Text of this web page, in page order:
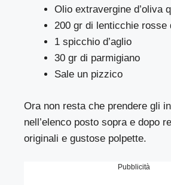
Olio extravergine d’oliva
200 gr di lenticchie rosse
1 spicchio d’aglio
30 gr di parmigiano
Sale un pizzico
Ora non resta che prendere gli
nell’elenco posto sopra e dopo
originali e gustose polpette.
Pubblicità